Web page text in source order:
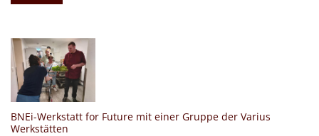
BNEi-Werkstatt for Future mit einer Gruppe der Varius
Werkstätten